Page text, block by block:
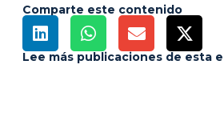
Comparte este contenido
Lee más publicaciones de esta